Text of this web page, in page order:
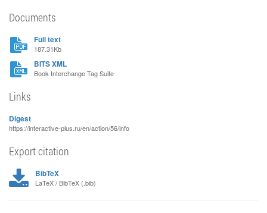
Documents
Full text
187.31Kb
BITS XML
Book Interchange Tag Suite
Links
Digest
https://interactive-plus.ru/en/action/56/info
Export citation
BibTeX
LaTeX / BibTeX (.bib)